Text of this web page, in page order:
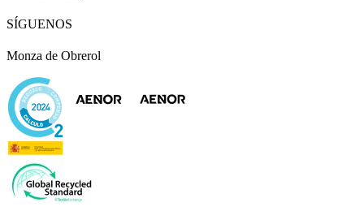
SÍGUENOS
Monza de Obrerol